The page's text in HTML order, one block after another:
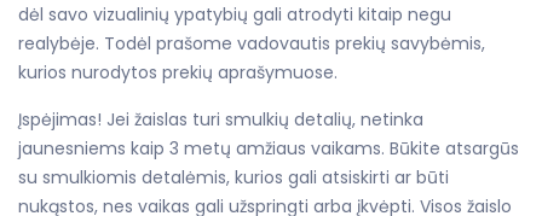
dėl savo vizualinių ypatybių gali atrodyti kitaip negu
realybėje. Todėl prašome vadovautis prekių savybėmis,
kurios nurodytos prekių aprašymuose.
Įspėjimas! Jei žaislas turi smulkių detalių, netinka
jaunesniems kaip 3 metų amžiaus vaikams. Būkite atsargūs
su smulkiomis detalėmis, kurios gali atsiskirti ar būti
nukąstos, nes vaikas gali užspringti arba įkvėpti. Visos žaislo